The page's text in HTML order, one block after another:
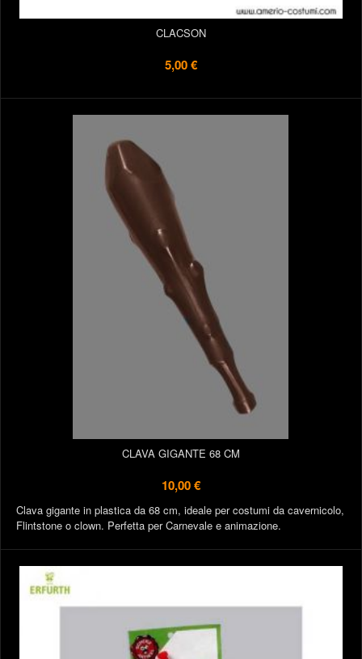
CLACSON
5,00 €
CLAVA GIGANTE 68 CM
10,00 €
Clava gigante in plastica da 68 cm, ideale per costumi da cavernicolo,
Flintstone o clown. Perfetta per Carnevale e animazione.